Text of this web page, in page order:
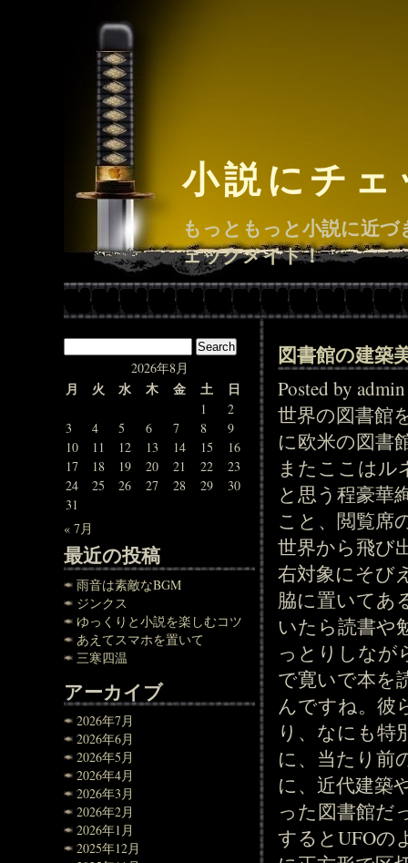
小説にチ
もっともっと小説に近
ェックメイト！
2026年8月
月 火 水 木 金 土 日
1
2
3
4 5 6 7 8
9
10
11 12 13 14 15
16
17
18 19 20 21 22
23
24
25 26 27 28 29
30
31
« 7月
最近の投稿
雨音は素敵なBGM
ジンクス
ゆっくりと小説を楽しむコツ
あえてスマホを置いて
三寒四温
アーカイブ
2026年7月
2026年6月
2026年5月
2026年4月
2026年3月
2026年2月
2026年1月
2025年12月
図書館の建築
Posted by
世界の図書館
に欧米の図書
またここはル
と思う程豪華
こと、閲覧席
世界から飛び
右対象にそび
脇に置いてあ
いたら読書や
っとりしなが
で寛いで本を
んですね。彼
り、なにも特
に、当たり前
に、近代建築
った図書館だ
するとUFOの